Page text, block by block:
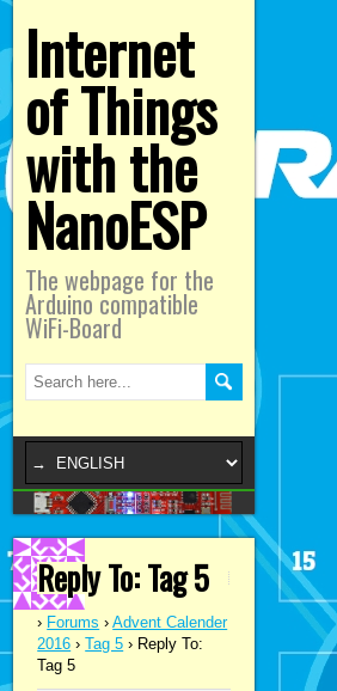
Internet
of Things
with the
NanoESP
The webpage for the
Arduino compatible
WiFi-Board
Reply To: Tag 5
› Forums › Advent Calender
2016 › Tag 5 › Reply To:
Tag 5